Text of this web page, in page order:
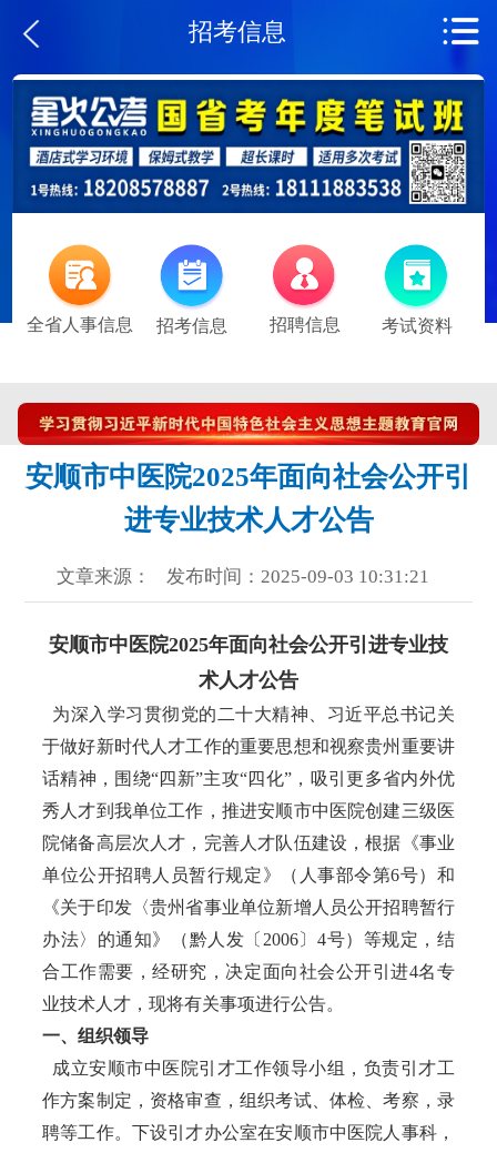
招考信息
全省人事信息 招考信息 招聘信息 考试资料
安顺市中医院2025年面向社会公开引
进专业技术人才公告
文章来源： 发布时间：2025-09-03 10:31:21
安顺市中医院2025年面向社会公开引进专业技
术人才公告
为深入学习贯彻党的二十大精神、习近平总书记关
于做好新时代人才工作的重要思想和视察贵州重要讲
话精神，围绕“四新”主攻“四化”，吸引更多省内外优
秀人才到我单位工作，推进安顺市中医院创建三级医
院储备高层次人才，完善人才队伍建设，根据《事业
单位公开招聘人员暂行规定》（人事部令第6号）和
《关于印发〈贵州省事业单位新增人员公开招聘暂行
办法〉的通知》（黔人发〔2006〕4号）等规定，结
合工作需要，经研究，决定面向社会公开引进4名专
业技术人才，现将有关事项进行公告。
一、组织领导
成立安顺市中医院引才工作领导小组，负责引才工
作方案制定，资格审查，组织考试、体检、考察，录
聘等工作。下设引才办公室在安顺市中医院人事科，